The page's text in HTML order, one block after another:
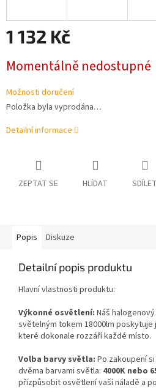
1 132 Kč
cena:
Momentálně nedostupné
Možnosti doručení
Položka byla vyprodána…
Detailní informace
ZEPTAT SE HLÍDAT SDÍLET
Popis Diskuze
Detailní popis produktu
Hlavní vlastnosti produktu:
Výkonné osvětlení: Náš
světelným tokem 18000lm poskytuje
které dokonale rozzáří každé místo.
Volba barvy světla: Po zakoupení
dvěma barvami světla: 4000K nebo
přizpůsobit osvětlení vaší náladě a